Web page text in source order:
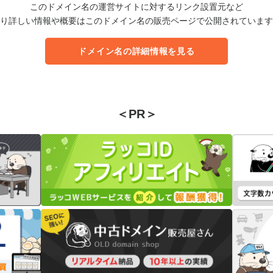
このドメイン名の運営サイトに対するリンク設置元など
詳しい情報や概要はこのドメイン名の販売ページで公開されていま
ドメイン名の詳細情報を見る
＜PR＞